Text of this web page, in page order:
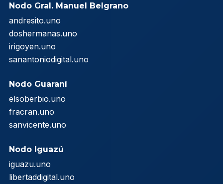
Nodo Gral. Manuel Belgrano
andresito.uno
doshermanas.uno
irigoyen.uno
sanantoniodigital.uno
Nodo Guaraní
elsoberbio.uno
fracran.uno
sanvicente.uno
Nodo Iguazú
iguazu.uno
libertaddigital.uno